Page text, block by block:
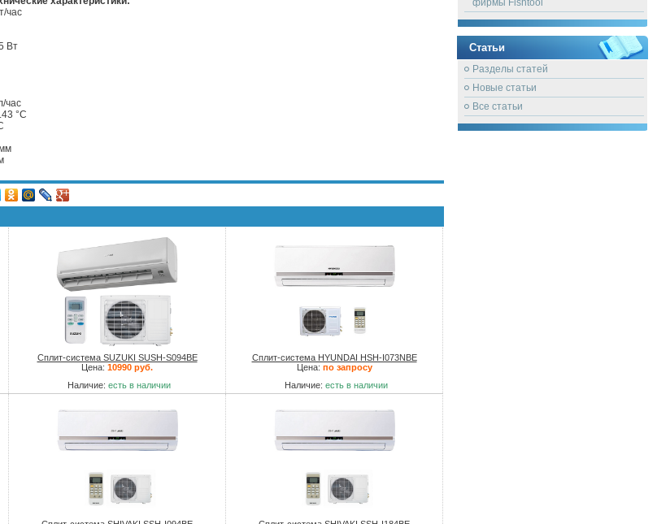
час
Вт
час
°C
Сплит-система SUZUKI SUSH-S094BE
Цена: 10990 руб.
Наличие: есть в наличии
Сплит-система HYUNDAI HSH-I073NBE
Цена: по запросу
Наличие: есть в наличии
фирмы Fishtool
Статьи
Разделы статей
Новые статьи
Все статьи